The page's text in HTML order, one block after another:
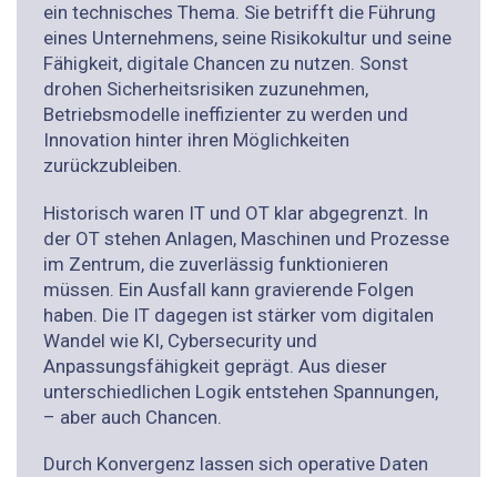
ein technisches Thema. Sie betrifft die Führung
eines Unternehmens, seine Risikokultur und seine
Fähigkeit, digitale Chancen zu nutzen. Sonst
drohen Sicherheitsrisiken zuzunehmen,
Betriebsmodelle ineffizienter zu werden und
Innovation hinter ihren Möglichkeiten
zurückzubleiben.
Historisch waren IT und OT klar abgegrenzt. In
der OT stehen Anlagen, Maschinen und Prozesse
im Zentrum, die zuverlässig funktionieren
müssen. Ein Ausfall kann gravierende Folgen
haben. Die IT dagegen ist stärker vom digitalen
Wandel wie KI, Cybersecurity und
Anpassungsfähigkeit geprägt. Aus dieser
unterschiedlichen Logik entstehen Spannungen,
– aber auch Chancen.
Durch Konvergenz lassen sich operative Daten